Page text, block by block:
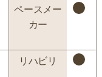
ペースメー
カー
リハビリ